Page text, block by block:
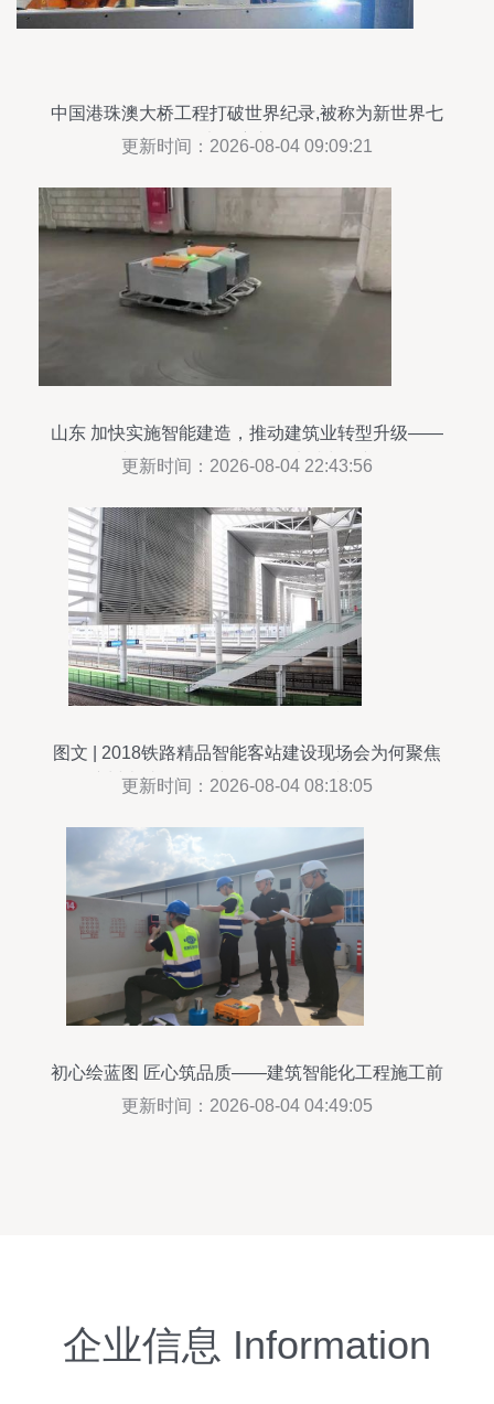
中国港珠澳大桥工程打破世界纪录,被称为新世界七
大奇迹之一!
更新时间：2026-08-04 09:09:21
山东 加快实施智能建造，推动建筑业转型升级——
建筑智能化工程施工的实践与展望
更新时间：2026-08-04 22:43:56
图文 | 2018铁路精品智能客站建设现场会为何聚焦
杭州南站？——建筑智能化工程视角解析
更新时间：2026-08-04 08:18:05
初心绘蓝图 匠心筑品质——建筑智能化工程施工前
瞻分析
更新时间：2026-08-04 04:49:05
企业信息 Information